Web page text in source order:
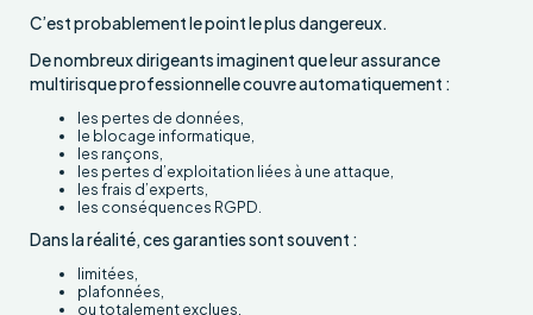
C’est probablement le point le plus dangereux.
De nombreux dirigeants imaginent que leur assurance
multirisque professionnelle couvre automatiquement :
les pertes de données,
le blocage informatique,
les rançons,
les pertes d’exploitation liées à une attaque,
les frais d’experts,
les conséquences RGPD.
Dans la réalité, ces garanties sont souvent :
limitées,
plafonnées,
ou totalement exclues.